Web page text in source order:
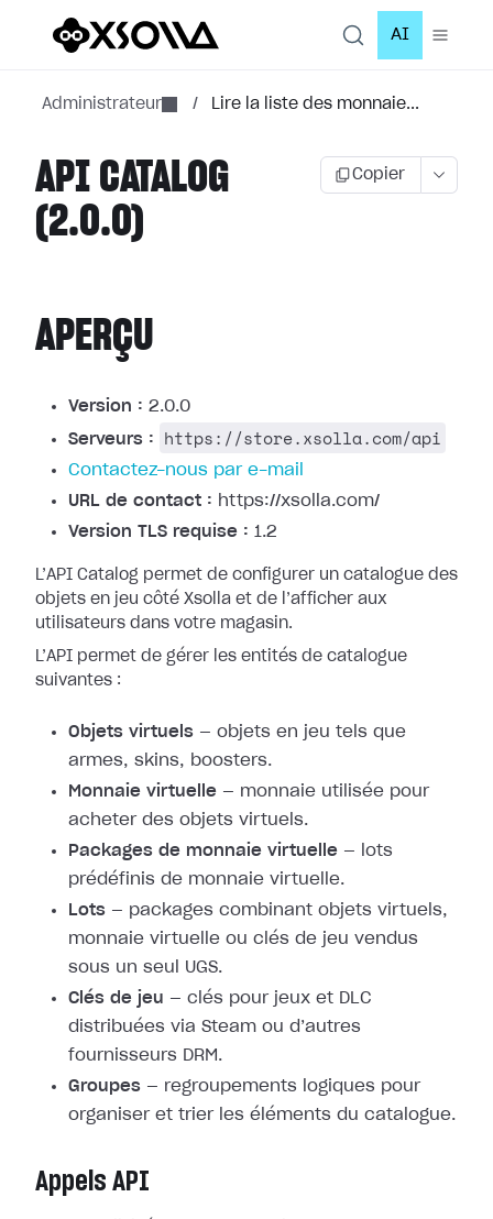
AI
Administrateur / Lire la liste des monnaie...
API CATALOG
(2.0.0)
Copier
APERÇU
Version : 2.0.0
Serveurs :
https://store.xsolla.com/api
Contactez-nous par e-mail
URL de contact : https://xsolla.com/
Version TLS requise : 1.2
L’API Catalog permet de configurer un catalogue des
objets en jeu côté Xsolla et de l’afficher aux
utilisateurs dans votre magasin.
L’API permet de gérer les entités de catalogue
suivantes :
Objets virtuels — objets en jeu tels que
armes, skins, boosters.
Monnaie virtuelle — monnaie utilisée pour
acheter des objets virtuels.
Packages de monnaie virtuelle — lots
prédéfinis de monnaie virtuelle.
Lots — packages combinant objets virtuels,
monnaie virtuelle ou clés de jeu vendus
sous un seul UGS.
Clés de jeu — clés pour jeux et DLC
distribuées via Steam ou d’autres
fournisseurs DRM.
Groupes — regroupements logiques pour
organiser et trier les éléments du catalogue.
Appels API